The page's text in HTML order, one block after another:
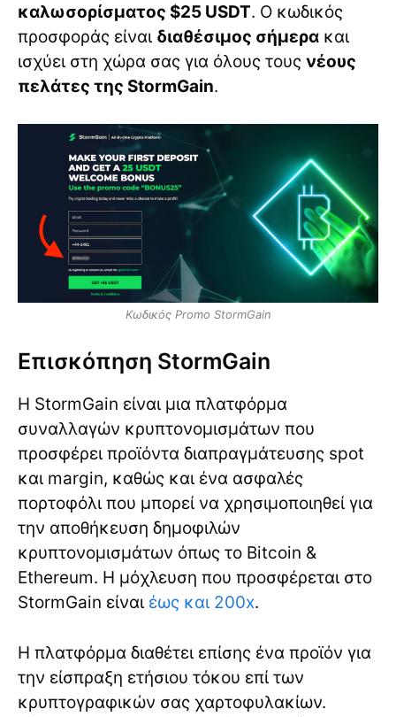
καλωσορίσματος $25 USDT. Ο κωδικός
προσφοράς είναι διαθέσιμος σήμερα και
ισχύει στη χώρα σας για όλους τους νέους
πελάτες της StormGain.
Κωδικός Promo StormGain
Επισκόπηση StormGain
Η StormGain είναι μια πλατφόρμα
συναλλαγών κρυπτονομισμάτων που
προσφέρει προϊόντα διαπραγμάτευσης spot
και margin, καθώς και ένα ασφαλές
πορτοφόλι που μπορεί να χρησιμοποιηθεί για
την αποθήκευση δημοφιλών
κρυπτονομισμάτων όπως το Bitcoin &
Ethereum. Η μόχλευση που προσφέρεται στο
StormGain είναι έως και 200x.
Η πλατφόρμα διαθέτει επίσης ένα προϊόν για
την είσπραξη ετήσιου τόκου επί των
κρυπτογραφικών σας χαρτοφυλακίων.